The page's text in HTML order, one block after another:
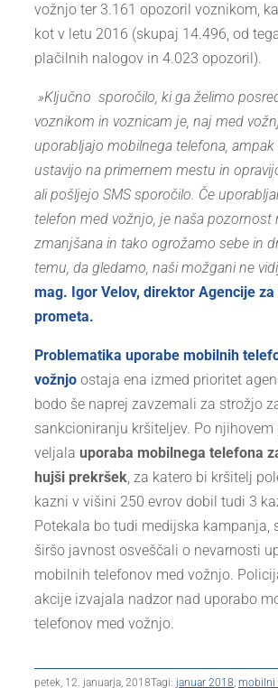
vožnjo ter 3.161 opozoril voznikom,
kot v letu 2016 (skupaj 14.496, od
plačilnih nalogov in 4.023 opozoril).
»Ključno sporočilo, ki ga želimo
voznikom in voznicam je, naj med
uporabljajo mobilnega telefona, ampak
ustavijo na primernem mestu in
ali pošljejo SMS sporočilo. Če
telefon med vožnjo, je naša pozornost
zmanjšana in tako ogrožamo sebe in
temu, da gledamo, naši možgani ne
mag. Igor Velov, direktor Agencije
prometa.
Problematika uporabe mobilnih
vožnjo ostaja ena izmed prioritet
bodo še naprej zavzemali za strožjo
sankcioniranju kršiteljev. Po njihovem
veljala uporaba mobilnega telefona
hujši prekršek, za katero bi kršitelj
kazni v višini 250 evrov dobil tudi 3
Potekala bo tudi medijska kampanja,
širšo javnost osveščali o nevarnosti
mobilnih telefonov med vožnjo.
akcije izvajala nadzor nad uporabo
telefonov med vožnjo.
petek, 12. januarja, 2018Tagi: januar 2018, mobilni